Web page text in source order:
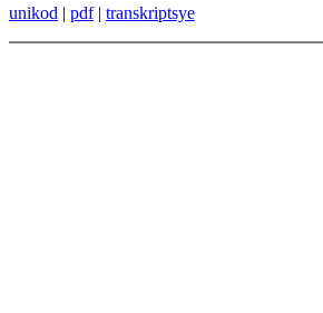
unikod | pdf| transkriptsye